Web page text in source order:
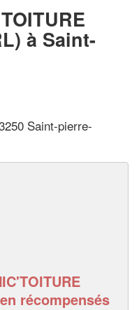
à Saint-
Saint-pierre-
récompensés